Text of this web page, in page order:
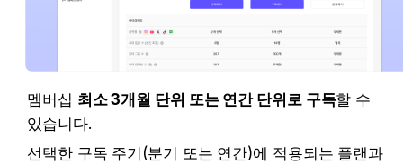
멤버십 최소 3개월 단위 또는 연간 단위로 구독할 수
있습니다.
선택한 구독 주기(분기 또는 연간)에 적용되는 플랜과